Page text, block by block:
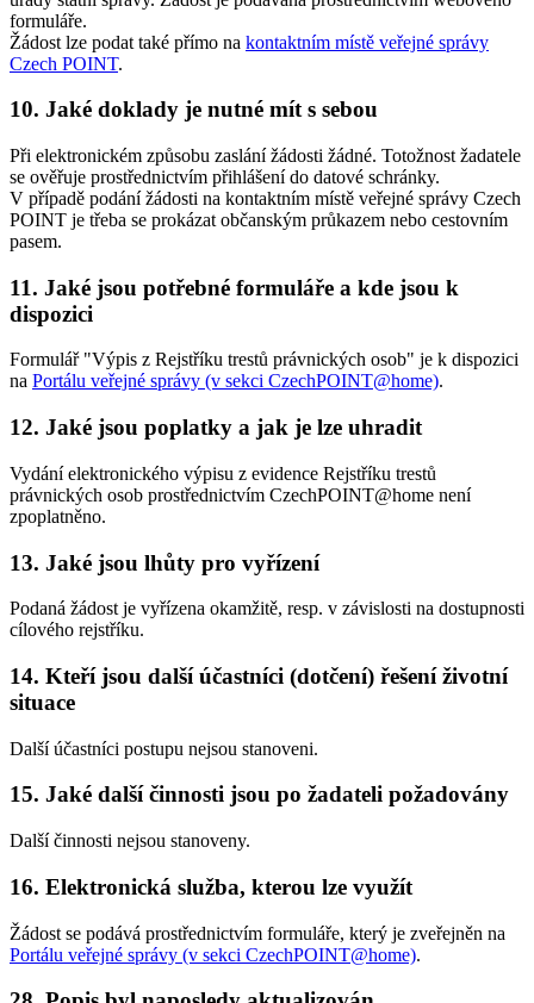
formuláře.
Žádost lze podat také přímo na kontaktním místě veřejné správy
Czech POINT.
10. Jaké doklady je nutné mít s sebou
Při elektronickém způsobu zaslání žádosti žádné. Totožnost žadatele
se ověřuje prostřednictvím přihlášení do datové schránky.
V případě podání žádosti na kontaktním místě veřejné správy Czech
POINT je třeba se prokázat občanským průkazem nebo cestovním
pasem.
11. Jaké jsou potřebné formuláře a kde jsou k
dispozici
Formulář "Výpis z Rejstříku trestů právnických osob" je k dispozici
na Portálu veřejné správy (v sekci CzechPOINT@home).
12. Jaké jsou poplatky a jak je lze uhradit
Vydání elektronického výpisu z evidence Rejstříku trestů
právnických osob prostřednictvím CzechPOINT@home není
zpoplatněno.
13. Jaké jsou lhůty pro vyřízení
Podaná žádost je vyřízena okamžitě, resp. v závislosti na dostupnosti
cílového rejstříku.
14. Kteří jsou další účastníci (dotčení) řešení životní
situace
Další účastníci postupu nejsou stanoveni.
15. Jaké další činnosti jsou po žadateli požadovány
Další činnosti nejsou stanoveny.
16. Elektronická služba, kterou lze využít
Žádost se podává prostřednictvím formuláře, který je zveřejněn na
Portálu veřejné správy (v sekci CzechPOINT@home).